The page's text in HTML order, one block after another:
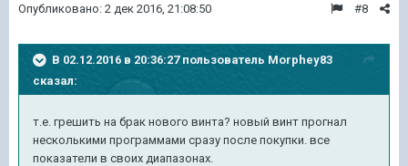
#8
Опубликовано: 2 дек 2016, 21:08:50
В 02.12.2016 в 20:36:27 пользователь Morphey83
сказал:
т.е. грешить на брак нового винта? новый винт прогнал
несколькими программами сразу после покупки. все
показатели в своих диапазонах.